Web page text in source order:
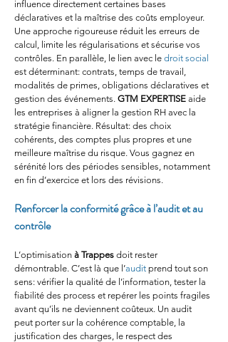
influence directement certaines bases
déclaratives et la maîtrise des coûts employeur.
Une approche rigoureuse réduit les erreurs de
calcul, limite les régularisations et sécurise vos
contrôles. En parallèle, le lien avec le droit social
est déterminant: contrats, temps de travail,
modalités de primes, obligations déclaratives et
gestion des événements. GTM EXPERTISE aide
les entreprises à aligner la gestion RH avec la
stratégie financière. Résultat: des choix
cohérents, des comptes plus propres et une
meilleure maîtrise du risque. Vous gagnez en
sérénité lors des périodes sensibles, notamment
en fin d’exercice et lors des révisions.
Renforcer la conformité grâce à l’audit et au
contrôle
L’optimisation à Trappes doit rester
démontrable. C’est là que l’audit prend tout son
sens: vérifier la qualité de l’information, tester la
fiabilité des process et repérer les points fragiles
avant qu’ils ne deviennent coûteux. Un audit
peut porter sur la cohérence comptable, la
justification des charges, le respect des